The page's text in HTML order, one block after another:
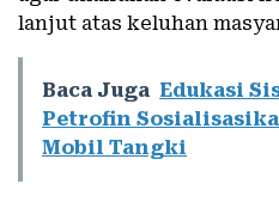
lanjut atas keluhan
Baca Juga Edukasi
Petrofin
Mobil Tangki